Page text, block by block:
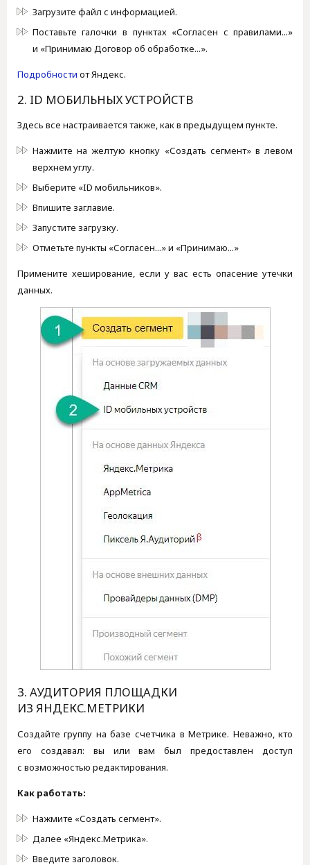
Загрузите файл с информацией.
Поставьте галочки в пунктах «Согласен с правилами...»
и «Принимаю Договор об обработке...».
Подробности от Яндекс.
2. ID МОБИЛЬНЫХ УСТРОЙСТВ
Здесь все настраивается также, как в предыдущем пункте.
Нажмите на желтую кнопку «Создать сегмент» в левом
верхнем углу.
Выберите «ID мобильников».
Впишите заглавие.
Запустите загрузку.
Отметьте пункты «Согласен...» и «Принимаю...»
Примените хеширование, если у вас есть опасение утечки
данных.
3. АУДИТОРИЯ ПЛОЩАДКИ
ИЗ ЯНДЕКС.МЕТРИКИ
Создайте группу на базе счетчика в Метрике. Неважно, кто
его создавал: вы или вам был предоставлен доступ
с возможностью редактирования.
Как работать:
Нажмите «Создать сегмент».
Далее «Яндекс.Метрика».
Введите заголовок.